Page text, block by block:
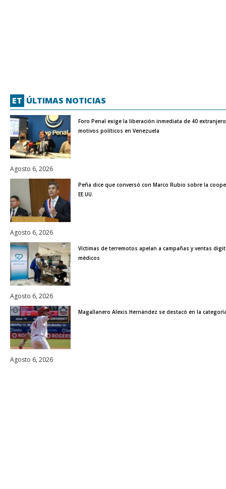
ET ÚLTIMAS NOTICIAS
Foro Penal exige la liberación inmediata de 40
motivos políticos en Venezuela
Agosto 6, 2026
Peña dice que conversó con Marco Rubio sobre la
EE.UU.
Agosto 6, 2026
Víctimas de terremotos apelan a campañas y ventas
médicos
Agosto 6, 2026
Magallanero Alexis Hernández se destacó en la
Agosto 6, 2026